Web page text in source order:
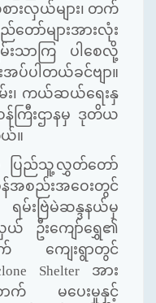
ားလှယ်များ၊ တက်
များအားလုံး
းသာကြ ပါစေလို့
ပ်ပါတယ်ခင်ဗျာ။
း၊ ကယ်ဆယ်ရေးနှ
န်ကြီးဌာနမှ ဒုတိယ
ယ်။
ည်သူ့လွှတ်တော်
စည်းအဝေးတွင်
ြဲမဲဆန္ဒနယ်မှ
ဦးကျော်ရွှေ၏
က် ကျေးရွာတွင်
Shelter အား
ာက် မပေးမှုနှင့်